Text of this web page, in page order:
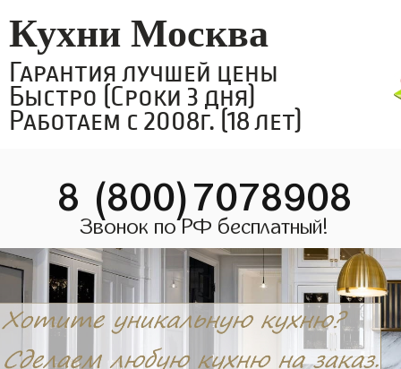
Кухни Москва
Гарантия лучшей цены
Быстро (Сроки 3 дня)
Работаем с 2008г. (18 лет)
8 (800)7078908
Звонок по РФ бесплатный!